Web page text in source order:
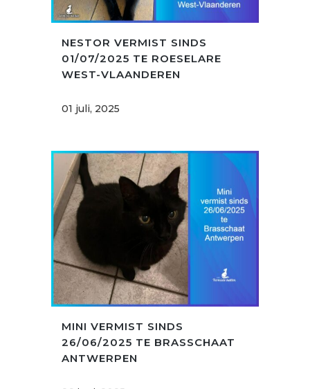
NESTOR VERMIST SINDS
01/07/2025 TE ROESELARE
WEST-VLAANDEREN
01 juli, 2025
MINI VERMIST SINDS
26/06/2025 TE BRASSCHAAT
ANTWERPEN